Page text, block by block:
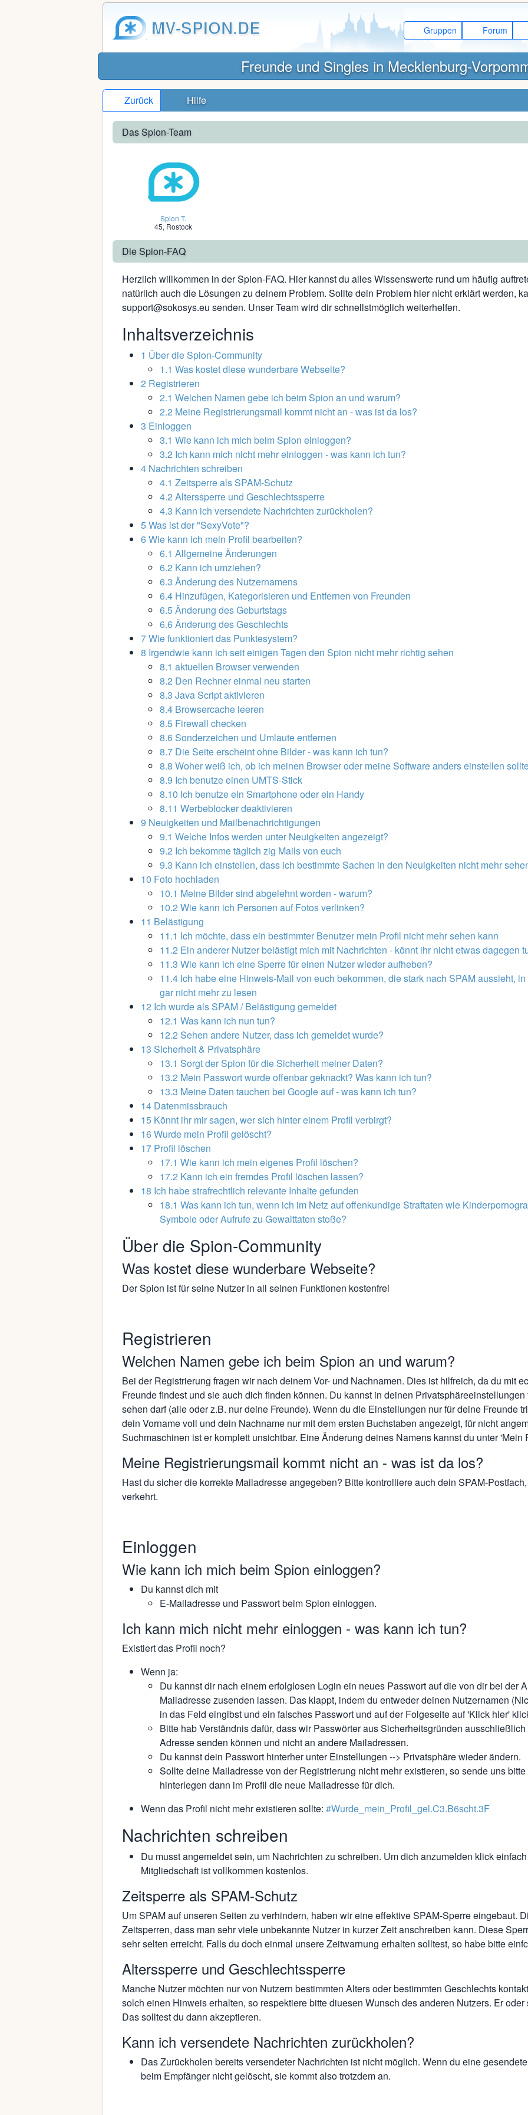
MV-SPION.DE Gruppen Forum
Freunde und Singles in Mecklenburg-
Zurück Hilfe
Das Spion-Team
Spion T.
45, Rostock
Die Spion-FAQ
Herzlich willkommen in derSpion-FAQ. Hier kannst du alles Wissenswerte rund um häufig
natürlich auch die Lösungen zu deinem Problem. Sollte dein Problem hier nicht erklärt werden,
support@sokosys.eu senden. Unser Team wird dir schnellstmöglich weiterhelfen.
Inhaltsverzeichnis
1 Über die Spion-Community
1.1 Was kostet diese wunderbare Webseite?
2 Registrieren
2.1 Welchen Namen gebe ich beim Spion an und warum?
2.2 Meine Registrierungsmail kommt nicht an - was ist da los?
3 Einloggen
3.1 Wie kann ich mich beim Spion einloggen?
3.2 Ich kann mich nicht mehr einloggen - was kann ich tun?
4 Nachrichten schreiben
4.1 Zeitsperre als SPAM-Schutz
4.2 Alterssperre und Geschlechtssperre
4.3 Kann ich versendete Nachrichten zurückholen?
5Was ist der "SexyVote"?
6Wie kann ich mein Profil bearbeiten?
6.1 Allgemeine Änderungen
6.2 Kann ich umziehen?
6.3 Änderung des Nutzernamens
6.4 Hinzufügen, Kategorisieren und Entfernen von Freunden
6.5Änderung des Geburtstags
6.6Änderung des Geschlechts
7Wie funktioniert das Punktesystem?
8 Irgendwie kann ich seit einigen Tagen den Spion nicht mehr richtig sehen
8.1 aktuellen Browser verwenden
8.2 Den Rechner einmal neu starten
8.3 Java Script aktivieren
8.4 Browsercache leeren
8.5 Firewall checken
8.6 Sonderzeichen und Umlaute entfernen
8.7 Die Seite erscheint ohne Bilder - was kann ich tun?
8.8 Woher weiß ich, ob ich meinen Browser oder meine Software anders einstellen
8.9 Ich benutze einen UMTS-Stick
8.10 Ich benutze ein Smartphone oder ein Handy
8.11 Werbeblocker deaktivieren
9 Neuigkeiten und Mailbenachrichtigungen
9.1 Welche Infos werden unter Neuigkeiten angezeigt?
9.2 Ich bekomme täglich zig Mails von euch
9.3 Kann ich einstellen, dass ich bestimmte Sachen in den Neuigkeiten nicht mehr
10 Foto hochladen
10.1 Meine Bilder sind abgelehnt worden - warum?
10.2 Wie kann ich Personen auf Fotos verlinken?
11 Belästigung
11.1 Ich möchte, dass ein bestimmter Benutzer mein Profil nicht mehr sehen kann
11.2 Ein anderer Nutzer belästigt mich mit Nachrichten - könnt ihr nicht etwas dagegen
11.3 Wie kann ich eine Sperre für einen Nutzer wieder aufheben?
11.4 Ich habe eine Hinweis-Mail von euch bekommen, die stark nach SPAM aussieht,
gar nicht mehr zu lesen
12 Ich wurde als SPAM / Belästigung gemeldet
12.1 Was kann ich nun tun?
12.2 Sehen andere Nutzer, dass ich gemeldet wurde?
13 Sicherheit & Privatsphäre
13.1 Sorgt der Spion für die Sicherheit meiner Daten?
13.2 Mein Passwort wurde offenbar geknackt? Was kann ich tun?
13.3 Meine Daten tauchen bei Google auf - was kann ich tun?
14 Datenmissbrauch
15 Könnt ihr mir sagen, wer sich hinter einem Profil verbirgt?
16Wurde mein Profil gelöscht?
17 Profil löschen
17.1 Wie kann ich mein eigenes Profil löschen?
17.2 Kann ich ein fremdes Profil löschen lassen?
18 Ich habe strafrechtlich relevante Inhalte gefunden
18.1 Was kann ich tun, wenn ich im Netz auf offenkundige Straftaten wie
Symbole oder Aufrufe zu Gewalttaten stoße?
Über die Spion-Community
Was kostet diese wunderbare Webseite?
Der Spion ist für seine Nutzer in all seinen Funktionen kostenfrei
Registrieren
Welchen Namen gebe ich beim Spion an und warum?
Bei der Registrierung fragen wir nach deinem Vor- und Nachnamen. Dies ist hilfreich, da du mit
Freunde findest und sie auch dich finden können. Du kannst in deinen
sehen darf (alle oder z.B. nur deine Freunde). Wenn du die Einstellungen nur für deine Freunde
dein Vorname voll und dein Nachname nur mit dem ersten Buchstaben angezeigt, für nicht
Suchmaschinen ist er komplett unsichtbar. Eine Änderung deines Namens kannst du unter 'Mein
Meine Registrierungsmail kommt nicht an - was ist da los?
Hast du sicher die korrekte Mailadresse angegeben? Bitte kontrolliere auch dein SPAM-
verkehrt.
Einloggen
Wie kann ich mich beim Spion einloggen?
Du kannst dich mit
E-Mailadresse und Passwort beim Spion einloggen.
Ich kann mich nicht mehr einloggen - was kann ich tun?
Existiert das Profil noch?
Wenn ja:
Du kannst dir nach einem erfolglosen Login ein neues Passwort auf die von dir bei der
Mailadresse zusenden lassen. Das klappt, indem du entweder deinen Nutzernamen
in das Feld eingibst und ein falsches Passwort und auf der Folgeseite auf 'Klick hier'
Bitte hab Verständnis dafür, dass wir Passwörter aus Sicherheitsgründen
Adresse senden können und nicht an andere Mailadressen.
Du kannst dein Passwort hinterher unter Einstellungen --> Privatsphäre wieder ändern.
Sollte deine Mailadresse von der Registrierung nicht mehr existieren, so sende uns
hinterlegen dann im Profil die neue Mailadresse für dich.
Wenn das Profil nicht mehr existieren sollte: #Wurde_mein_Profil_gel.C3.B6scht.3F
Nachrichten schreiben
Du musst angemeldet sein, um Nachrichten zu schreiben. Um dich anzumelden klick
Mitgliedschaft ist vollkommen kostenlos.
Zeitsperre als SPAM-Schutz
Um SPAM auf unseren Seiten zu verhindern, haben wir eine effektive SPAM-Sperre eingebaut.
Zeitsperren, dass man sehr viele unbekannte Nutzer in kurzer Zeit anschreiben kann. Diese
sehr selten erreicht. Falls du doch einmal unsere Zeitwarnung erhalten solltest, so habe bitte
Alterssperre und Geschlechtssperre
Manche Nutzer möchten nur von Nutzern bestimmten Alters oder bestimmten Geschlechts
solch einen Hinweis erhalten, so respektiere bitte diuesen Wunsch des anderen Nutzers. Er
Das solltest du dann akzeptieren.
Kann ich versendete Nachrichten zurückholen?
Das Zurückholen bereits versendeter Nachrichten ist nicht möglich. Wenn du eine
beim Empfänger nicht gelöscht, sie kommt also trotzdem an.